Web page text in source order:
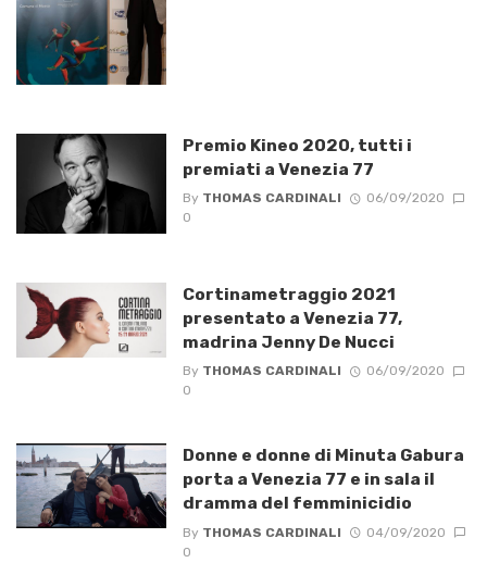
Premio Kineo 2020, tutti i
premiati a Venezia 77
By THOMAS CARDINALI
06/09/2020
0
Cortinametraggio 2021
presentato a Venezia 77,
madrina Jenny De Nucci
By THOMAS CARDINALI
06/09/2020
0
Donne e donne di Minuta Gabura
porta a Venezia 77 e in sala il
dramma del femminicidio
By THOMAS CARDINALI
04/09/2020
0